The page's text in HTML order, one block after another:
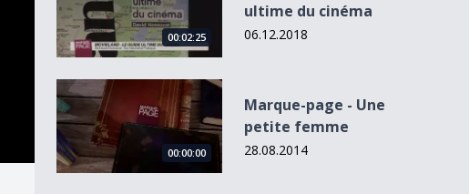
00:02:25
ultime du cinéma
06.12.2018
Marque-page - Une petite femme
00:00:00
Marque-page - Une
petite femme
28.08.2014